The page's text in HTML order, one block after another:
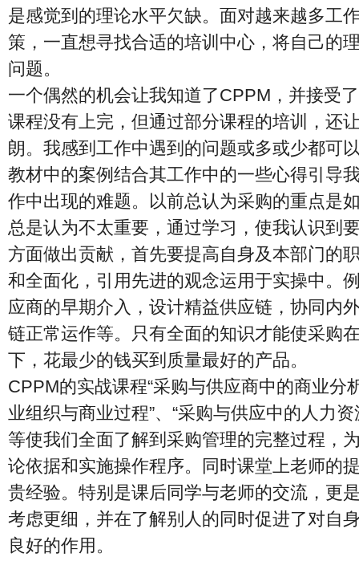
是感觉到的理论水平欠缺。面对越来越多工
策，一直想寻找合适的培训中心，将自己的
问题。
一个偶然的机会让我知道了CPPM，并接受
课程没有上完，但通过部分课程的培训，还
朗。我感到工作中遇到的问题或多或少都可
教材中的案例结合其工作中的一些心得引导
作中出现的难题。以前总认为采购的重点是
总是认为不太重要，通过学习，使我认识到
方面做出贡献，首先要提高自身及本部门的
和全面化，引用先进的观念运用于实操中。
应商的早期介入，设计精益供应链，协同内
链正常运作等。只有全面的知识才能使采购
下，花最少的钱买到质量最好的产品。
CPPM的实战课程“采购与供应商中的商业分
业组织与商业过程”、“采购与供应中的人力
等使我们全面了解到采购管理的完整过程，
论依据和实施操作程序。同时课堂上老师的
贵经验。特别是课后同学与老师的交流，更
考虑更细，并在了解别人的同时促进了对自
良好的作用。